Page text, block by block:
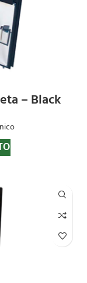
– Black